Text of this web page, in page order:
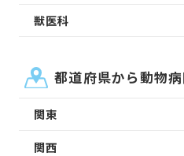
獣医科
都道府県から動物
関東
関西